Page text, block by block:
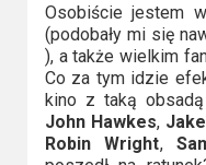
Osobiście jestem
(podobały mi się
), a także wielkim
Co za tym idzie
kino z taką
John Hawkes,
Robin Wright,